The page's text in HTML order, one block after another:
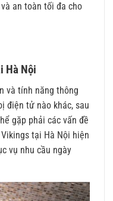
an toàn tối đa cho
Hà Nội
và tính năng thông
điện tử nào khác, sau
gặp phải các vấn đề
tại Hà Nội hiện
vụ nhu cầu ngày